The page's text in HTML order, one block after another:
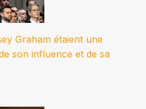
Graham étaient une
son influence et de sa